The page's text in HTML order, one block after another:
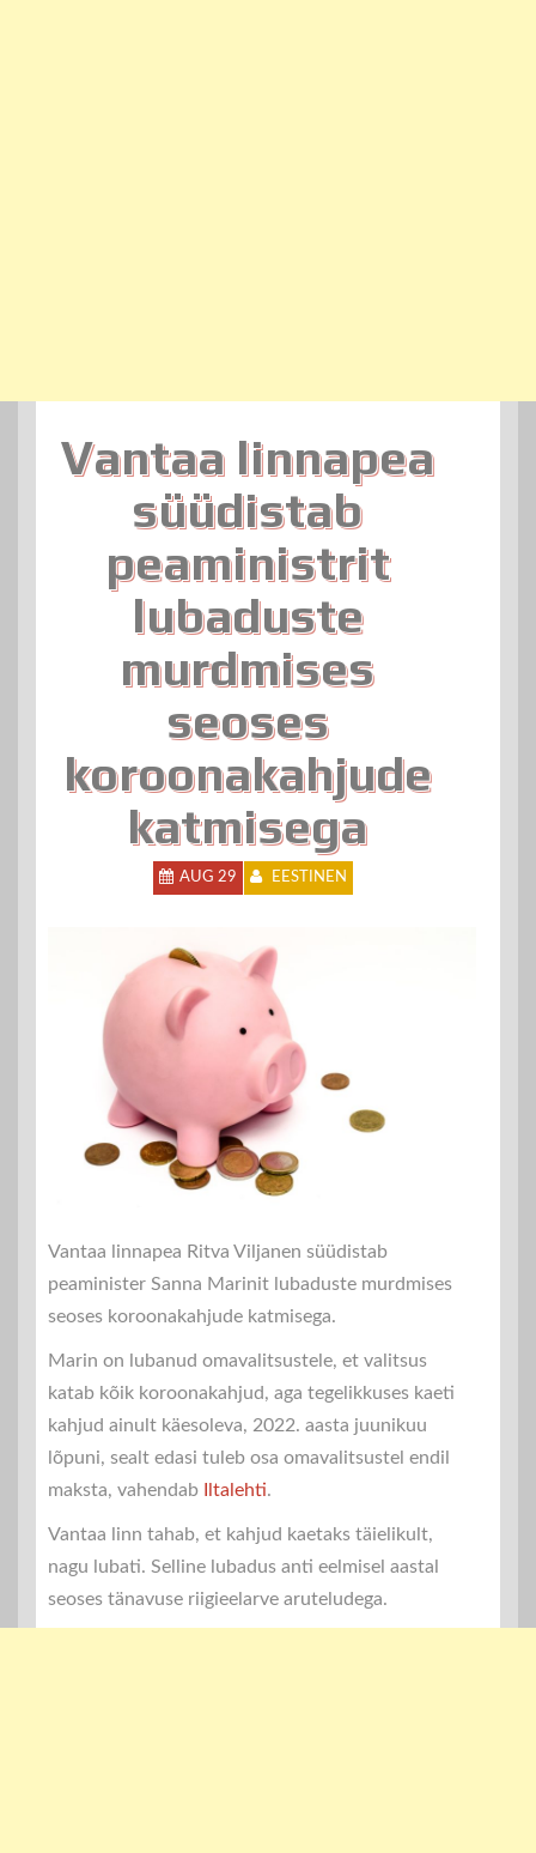
Vantaa linnapea
süüdistab
peaministrit
lubaduste
murdmises
seoses
koroonakahjude
katmisega
AUG 29 EESTINEN
Vantaa linnapea Ritva Viljanen süüdistab
peaminister Sanna Marinit lubaduste murdmises
seoses koroonakahjude katmisega.
Marin on lubanud omavalitsustele, et valitsus
katab kõik koroonakahjud, aga tegelikkuses kaeti
kahjud ainult käesoleva, 2022. aasta juunikuu
lõpuni, sealt edasi tuleb osa omavalitsustel endil
maksta, vahendab
Iltalehti.
Vantaa linn tahab, et kahjud kaetaks täielikult,
nagu lubati. Selline lubadus anti eelmisel aastal
seoses tänavuse riigieelarve aruteludega.